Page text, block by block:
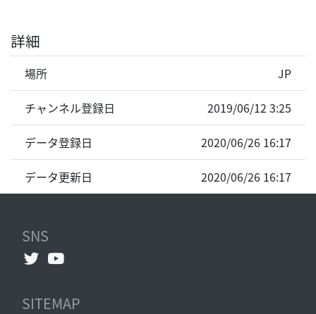
詳細
場所 JP
チャンネル登録日 2019/06/12 3:25
データ登録日 2020/06/26 16:17
データ更新日 2020/06/26 16:17
SNS
SITEMAP